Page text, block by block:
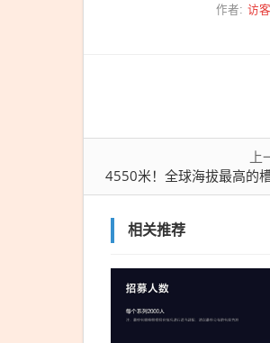
作者: 访客
上
4550米！全球海拔最高的
相关推荐